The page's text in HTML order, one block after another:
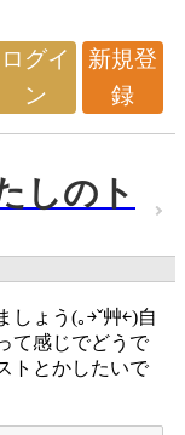
ログイ
ン
新規登
録
しのト
しょう(｡￫ˇ艸￩)自
て感じでどうで
トとかしたいで